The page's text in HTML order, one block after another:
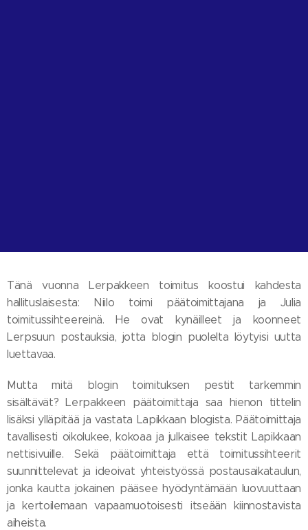
Tänä vuonna Lerpakkeen toimitus koostui kahdesta
hallituslaisesta: Niilo toimi päätoimittajana ja Julia
toimitussihteereinä. He ovat kynäilleet ja koonneet
Lerpsuun postauksia, jotta blogin puolelta löytyisi uutta
luettavaa.
Mutta mitä blogin toimituksen pestit tarkemmin
sisältävät? Lerpakkeen päätoimittaja saa hienon tittelin
lisäksi ylläpitää ja vastata Lapikkaan blogista. Päätoimittaja
tavallisesti oikolukee, kokoaa ja julkaisee tekstit Lapikkaan
nettisivuille. Sekä päätoimittaja että toimitussihteerit
suunnittelevat ja ideoivat yhteistyössä postausaikataulun,
jonka kautta jokainen pääsee hyödyntämään luovuuttaan
ja kertoilemaan vapaamuotoisesti itseään kiinnostavista
aiheista.